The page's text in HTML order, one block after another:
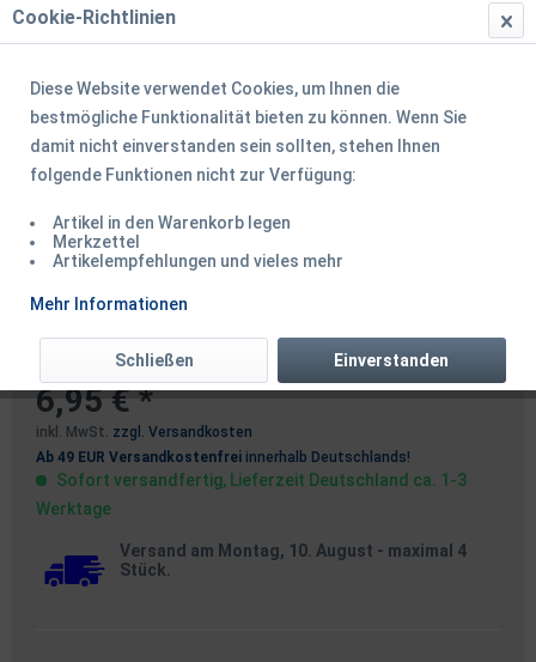
Hakenhalter
6,95 € *
inkl. MwSt. zzgl. Versandkosten
Ab 49 EUR Versandkostenfrei innerhalb Deutschlands!
Sofort versandfertig, Lieferzeit Deutschland ca. 1-3
Werktage
Versand am Montag, 10. August - maximal 4
Stück.
Cookie-Richtlinien
Diese Website verwendet Cookies, um Ihnen die
bestmögliche Funktionalität bieten zu können. Wenn Sie
damit nicht einverstanden sein sollten, stehen Ihnen
folgende Funktionen nicht zur Verfügung:
Artikel in den Warenkorb legen
Merkzettel
Artikelempfehlungen und vieles mehr
Mehr Informationen
Einverstanden
Schließen